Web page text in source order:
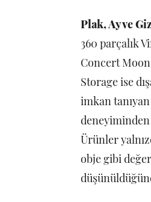
Plak, Ay ve
360 parçalık
Concert
Storage ise
imkan
Ürünler
obje gibi